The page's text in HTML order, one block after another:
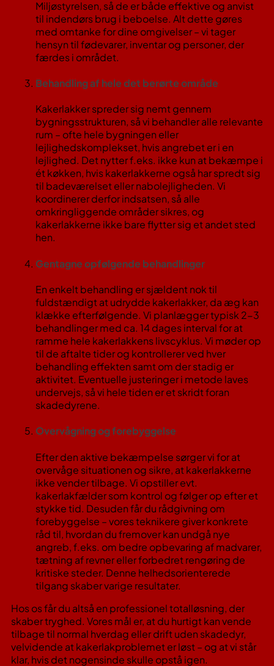
Miljøstyrelsen, så de er både effektive og anvist
til indendørs brug i beboelse. Alt dette gøres
med omtanke for dine omgivelser – vi tager
hensyn til fødevarer, inventar og personer, der
færdes i området.
Behandling af hele det berørte område
Kakerlakker spreder sig nemt gennem
bygningsstrukturen, så vi behandler alle relevante
rum – ofte hele bygningen eller
lejlighedskomplekset, hvis angrebet er i en
lejlighed​. Det nytter f.eks. ikke kun at bekæmpe i
ét køkken, hvis kakerlakkerne også har spredt sig
til badeværelset eller nabolejligheden. Vi
koordinerer derfor indsatsen, så alle
omkringliggende områder sikres, og
kakerlakkerne ikke bare flytter sig et andet sted
hen.
Gentagne opfølgende behandlinger
En enkelt behandling er sjældent nok til
fuldstændigt at udrydde kakerlakker, da æg kan
klække efterfølgende. Vi planlægger typisk 2-3
behandlinger med ca. 14 dages interval for at
ramme hele kakerlakkens livscyklus​. Vi møder op
til de aftalte tider og kontrollerer ved hver
behandling effekten samt om der stadig er
aktivitet. Eventuelle justeringer i metode laves
undervejs, så vi hele tiden er et skridt foran
skadedyrene.
Overvågning og forebyggelse
Efter den aktive bekæmpelse sørger vi for at
overvåge situationen og sikre, at kakerlakkerne
ikke vender tilbage. Vi opstiller evt.
kakerlakfælder som kontrol og følger op efter et
stykke tid. Desuden får du rådgivning om
forebyggelse – vores teknikere giver konkrete
råd til, hvordan du fremover kan undgå nye
angreb, f.eks. om bedre opbevaring af madvarer,
tætning af revner eller forbedret rengøring de
kritiske steder. Denne helhedsorienterede
tilgang skaber varige resultater.
Hos os får du altså en professionel totalløsning, der
skaber tryghed. Vores mål er, at du hurtigt kan vende
tilbage til normal hverdag eller drift uden skadedyr,
velvidende at kakerlakproblemet er løst – og at vi står
klar, hvis det nogensinde skulle opstå igen.